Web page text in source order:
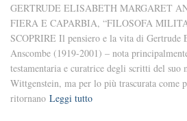
GERTRUDE ELISABETH MARGARET
FIERA E CAPARBIA, “FILOSOFA
SCOPRIRE Il pensiero e la vita di Gertrude
Anscombe (1919-2001) – nota
testamentaria e curatrice degli scritti del suo
Wittgenstein, ma per lo più trascurata come
ritornano Leggi tutto